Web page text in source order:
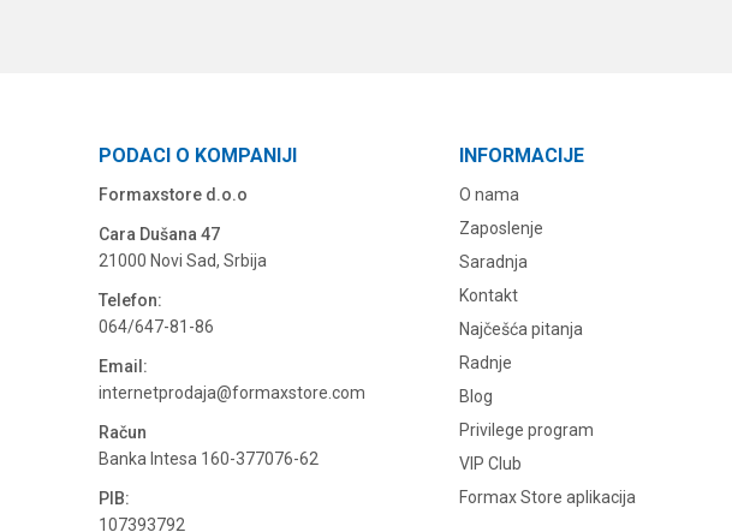
PODACI O KOMPANIJI
Formaxstore d.o.o
Cara Dušana 47
21000 Novi Sad, Srbija
Telefon:
064/647-81-86
Email:
internetprodaja@formaxstore.com
Račun
Banka Intesa 160-377076-62
PIB:
107393792
INFORMACIJE
O nama
Zaposlenje
Saradnja
Kontakt
Najčešća pitanja
Radnje
Blog
Privilege program
VIP Club
Formax Store aplikacija